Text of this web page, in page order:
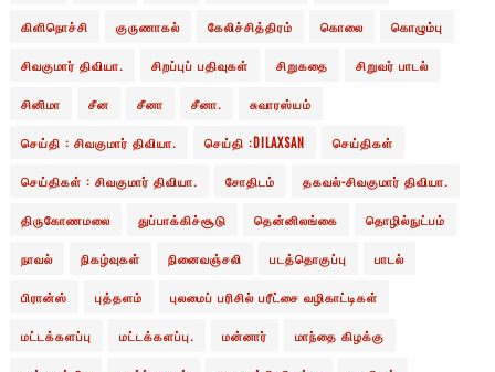
கிளிநொச்சி குருணாகல் கேலிச்சித்திரம் கொலை கொழும்பு
சிவகுமார் திவியா. சிறப்புப் பதிவுகள் சிறுகதை சிறுவர் பாடல்
சினிமா சீன சீனா சீனா. சுவாரஸ்யம்
செய்தி : சிவகுமார் திவியா. செய்தி :DILAXSAN செய்திகள்
செய்திகள் : சிவகுமார் திவியா. சோதிடம் தகவல்-சிவகுமார் திவியா.
திருகோணமலை துப்பாக்கிச்சூடு தென்னிலங்கை தொழில்நுட்பம்
நாவல் நிகழ்வுகள் நினைவஞ்சலி படத்தொகுப்பு பாடல்
பிரான்ஸ் புத்தளம் புலமைப் பரிசில் பரீட்சை வழிகாட்டிகள்
மட்டக்களப்பு மட்டக்களப்பு. மன்னார் மாந்தை கிழக்கு